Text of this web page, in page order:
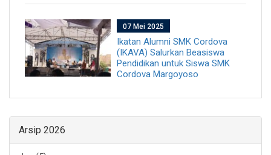
07 Mei 2025
Ikatan Alumni SMK Cordova
(IKAVA) Salurkan Beasiswa
Pendidikan untuk Siswa SMK
Cordova Margoyoso
Arsip 2026